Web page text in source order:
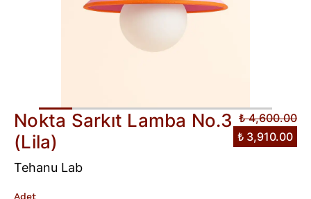
Nokta Sarkıt Lamba No.3
(Lila)
₺ 4,600.00
₺ 3,910.00
Tehanu Lab
Adet